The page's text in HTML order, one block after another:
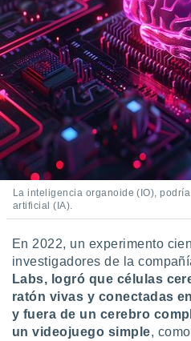
La inteligencia organoide (IO),
artificial (IA).
En 2022, un experimento
investigadores de la
Labs, logró que células
ratón vivas y conectadas
y fuera de un cerebro
un videojuego simple,